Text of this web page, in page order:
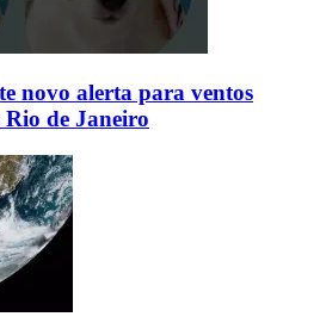
novo alerta para ventos
de Janeiro